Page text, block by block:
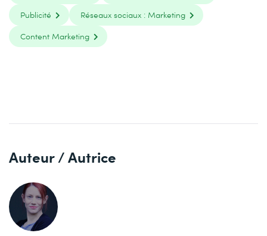
Publicité
Réseaux sociaux : Marketing
Content Marketing
Auteur / Autrice